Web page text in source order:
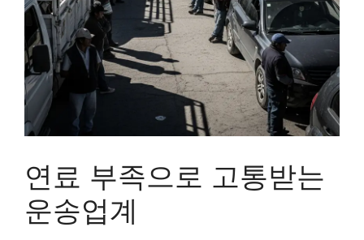
연료 부족으로 고통받는
운송업계